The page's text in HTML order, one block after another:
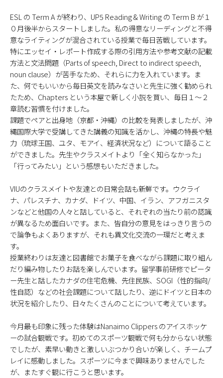
ESL の Term A が終わり、UP5 Reading & Writing の Term B が１
０月後半からスタートしました。私の得意なリーディングと不得
意なライティングが混合されている授業で毎日苦戦しています。
特にエッセイ・レポート作成する際の引用方法や参考文献の記載
方法と文法問題（Parts of speech, Direct to indirect speech,
noun clause）が苦手なため、それらに力を入れています。ま
た、何でもいいから毎日英文を読みなさいと先生に強く勧められ
たため、Chapters という本屋で新しく小説を買い、毎日１～２
章読む習慣を付けました。
課題でペアと出身地（京都・沖縄）の比較を発表しましたが、沖
縄国際大学で受講してきた講義の知識を活かし、沖縄の特長や魅
力（琉球王国、ユタ、モアイ、経済状況など）について語ること
ができました。先生やクラスメイトより「全く知らなかった」
「行ってみたい」という感想もいただきました。
VIUのクラスメイトや友達との日常会話も新鮮です。ウクライ
ナ、パレスチナ、カナダ、ドイツ、中国、イラン、アフガニスタ
ンなどと他国の人々と話していると、それぞれの当たり前の認識
が異なるため面白いです。また、皆自分の意見をはっきり言うの
で論争もよくありますが、それも異文化交流の一環だと考えま
す。
授業終わりは友達と図書館でお菓子を食べながら課題に取り組ん
だり編み物したりお話を楽しんでいます。留学事前研修でピータ
ー先生と話したカナダの住宅危機、先住民族、SOGI（性的指向/
性自認）などの社会課題について話したり、逆にドイツと日本の
状況を紹介したり、日々たくさんのことについて考えています。
今月最も印象に残った体験はNanaimo Clippers のアイスホッケ
ーの試合観戦です。初めてのスポーツ観戦で何も分からない状態
でしたが、素早い動きと激しいぶつかり合いが楽しく、チームプ
レイに感動しました。スポーツに今まで興味ありませんでした
が、またすぐ観に行こうと思います。